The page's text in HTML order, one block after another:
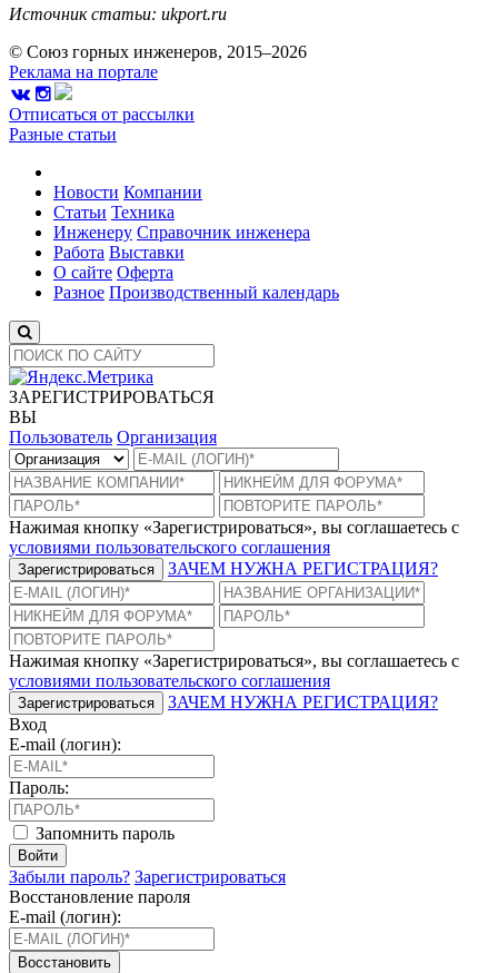
Источник статьи: ukport.ru
© Союз горных инженеров, 2015–2026
Реклама на портале
Отписаться от рассылки
Разные статьи
Новости Компании
Статьи Техника
Инженеру Справочник инженера
Работа Выставки
О сайте Оферта
Разное Производственный календарь
ЗАРЕГИСТРИРОВАТЬСЯ
ВЫ
Пользователь Организация
Нажимая кнопку «Зарегистрироваться», вы соглашаетесь с
условиями пользовательского соглашения
Зарегистрироваться ЗАЧЕМ НУЖНА РЕГИСТРАЦИЯ?
Нажимая кнопку «Зарегистрироваться», вы соглашаетесь с
условиями пользовательского соглашения
Зарегистрироваться
ЗАЧЕМ НУЖНА РЕГИСТРАЦИЯ?
Вход
E-mail (логин):
Пароль:
Запомнить пароль
Войти
Забыли пароль? Зарегистрироваться
Восстановление пароля
E-mail (логин):
Восстановить